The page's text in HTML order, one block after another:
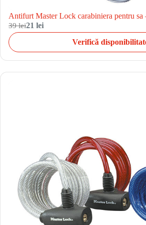
Antifurt Master Lock carabiniera pentru sa
39 lei21 lei
Verifică